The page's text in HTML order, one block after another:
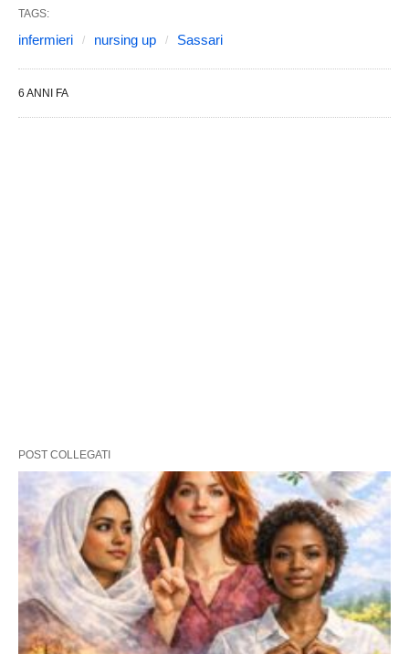
TAGS:
infermieri nursing up Sassari
6 ANNI FA
POST COLLEGATI